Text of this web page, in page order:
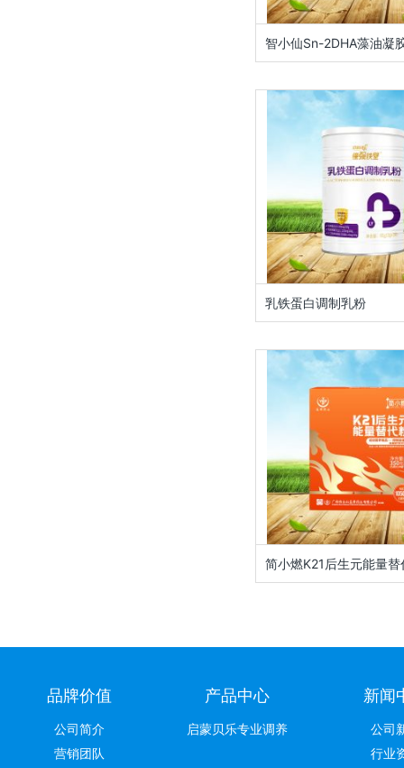
智小仙Sn-2DHA藻油凝
乳铁蛋白调制乳粉
简小燃K21后生元能量替
品牌价值
公司简介
营销团队
产品中心
启蒙贝乐专业调养
新闻
公司
行业